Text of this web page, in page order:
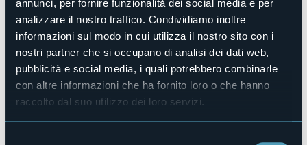
annunci, per fornire funzionalità dei social media e per
analizzare il nostro traffico. Condividiamo inoltre
informazioni sul modo in cui utilizza il nostro sito con i
nostri partner che si occupano di analisi dei dati web,
pubblicità e social media, i quali potrebbero combinarle
con altre informazioni che ha fornito loro o che hanno
raccolto dal suo utilizzo dei loro servizi.
Luogo dell'evento
Telefono
Ufficio IAT +39 0323 503249
infoturismo@comune.verbania.it
https://eventi.comune.verbania.it